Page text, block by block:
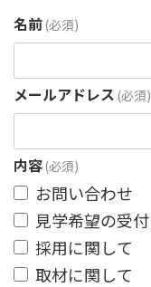
名前(必須)
メールアドレス (必須)
内容(必須)
お問い合わせ
見学希望の受付
採用に関して
取材に関して